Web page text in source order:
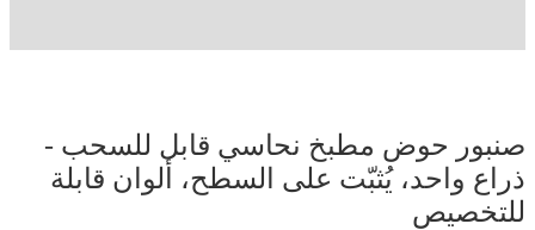
صنبور حوض مطبخ نحاسي قابل للسحب -
ذراع واحد، يُثبّت على السطح، ألوان قابلة
للتخصيص